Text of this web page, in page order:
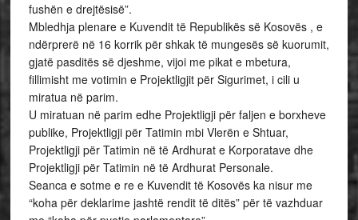
fushën e drejtësisë”.
Mbledhja plenare e Kuvendit të Republikës së Kosovës , e
ndërprerë në 16 korrik për shkak të mungesës së kuorumit,
gjatë pasditës së djeshme, vijoi me pikat e mbetura,
fillimisht me votimin e Projektligjit për Sigurimet, i cili u
miratua në parim.
U miratuan në parim edhe Projektligji për faljen e borxheve
publike, Projektligji për Tatimin mbi Vlerën e Shtuar,
Projektligji për Tatimin në të Ardhurat e Korporatave dhe
Projektligji për Tatimin në të Ardhurat Personale.
Seanca e sotme e re e Kuvendit të Kosovës ka nisur me
“koha për deklarime jashtë rendit të ditës” për të vazhduar